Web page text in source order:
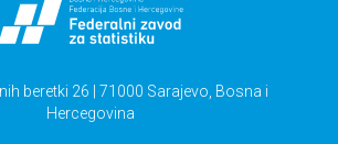
beretki 26 | 71000 Sarajevo, Bosna i
Hercegovina